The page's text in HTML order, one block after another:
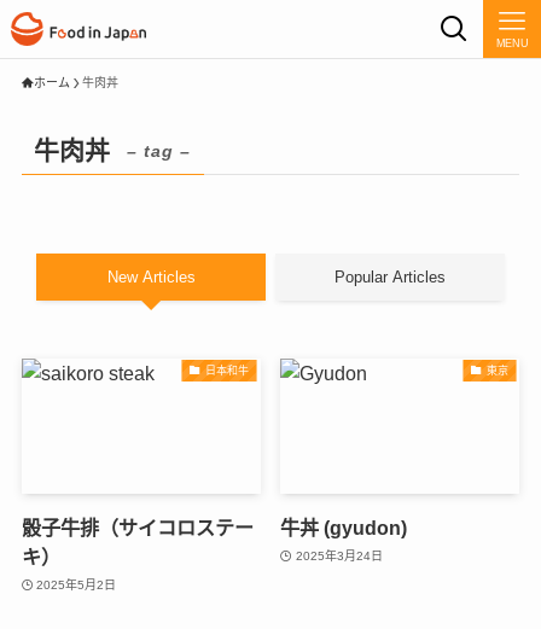
MENU
ホーム 牛肉丼
牛肉丼 – tag –
New Articles Popular Articles
日本和牛
骰子牛排（サイコロステー
キ）
2025年5月2日
東京
牛丼 (gyudon)
2025年3月24日